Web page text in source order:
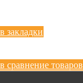
закладки
сравнение товаров